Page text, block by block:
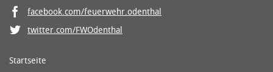
facebook.com/feuerwehr.odenthal
twitter.com/FWOdenthal
Startseite